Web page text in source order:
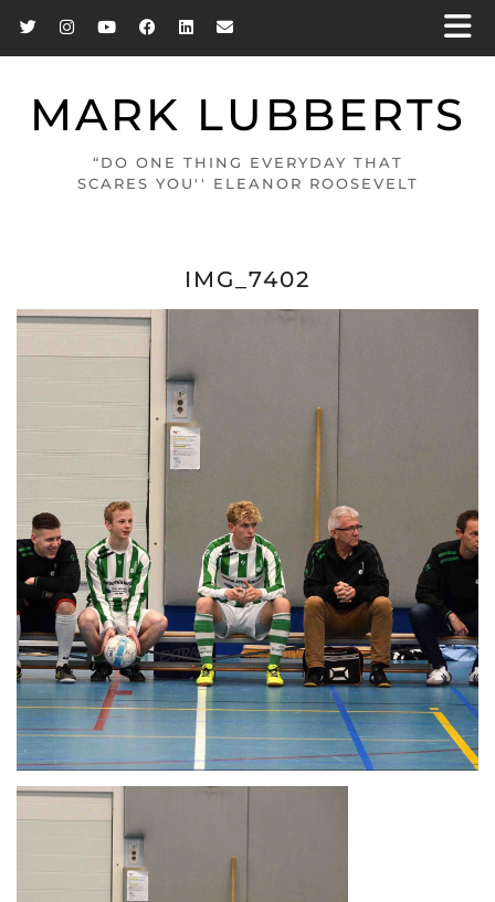
MARK LUBBERTS
“DO ONE THING EVERYDAY THAT
SCARES YOU'' ELEANOR ROOSEVELT
IMG_7402